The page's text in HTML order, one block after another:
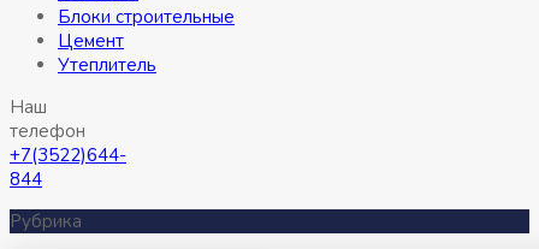
Блоки строительные
Цемент
Утеплитель
Наш
телефон
+7(3522)644-
844
Рубрика